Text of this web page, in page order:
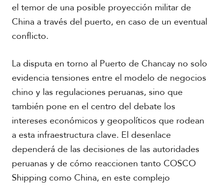
el temor de una posible proyección militar de
China a través del puerto, en caso de un eventual
conflicto.
La disputa en torno al Puerto de Chancay no solo
evidencia tensiones entre el modelo de negocios
chino y las regulaciones peruanas, sino que
también pone en el centro del debate los
intereses económicos y geopolíticos que rodean
a esta infraestructura clave. El desenlace
dependerá de las decisiones de las autoridades
peruanas y de cómo reaccionen tanto COSCO
Shipping como China, en este complejo